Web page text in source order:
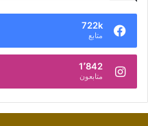
722k
متابع
1٬842
متابعون